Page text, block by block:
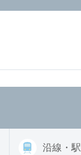
沿線・駅